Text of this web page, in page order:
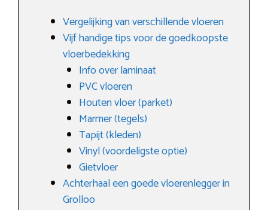
Vergelijking van verschillende vloeren
Vijf handige tips voor de goedkoopste
vloerbedekking
Info over laminaat
PVC vloeren
Houten vloer (parket)
Marmer (tegels)
Tapijt (kleden)
Vinyl (voordeligste optie)
Gietvloer
Achterhaal een goede vloerenlegger in
Grolloo